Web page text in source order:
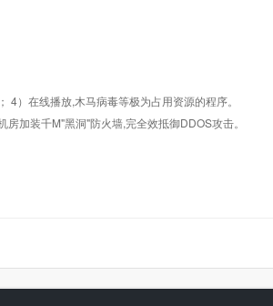
）在线播放,木马病毒等极为占用资源的程序。
加装千M"黑洞"防火墙,完全效抵御DDOS攻击。